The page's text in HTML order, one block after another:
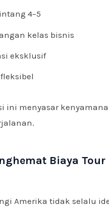
4–5
kelas bisnis
eksklusif
ini menyasar
Biaya Tour
Amerika tidak selalu